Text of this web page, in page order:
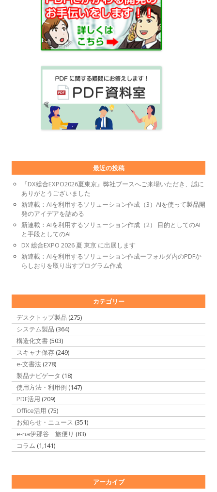
最近の投稿
『DX総合EXPO2026夏東京』弊社ブースへご来場いただき、誠に
ありがとうございました
新連載：AIを利用するソリューション作成（3）AIを使って製品開
発のアイデアを詰める
新連載：AIを利用するソリューション作成（2） 目的としてのAI
と手段としてのAI
DX 総合EXPO 2026 夏 東京 に出展します
新連載：AIを利用するソリューション作成ーフォルダ内のPDFか
らしおりを取り出すプログラム作成
カテゴリー
デスクトップ製品 (275)
システム製品 (364)
構造化文書 (503)
スキャナ保存 (249)
e-文書法 (278)
製品ナビゲータ (18)
使用方法・利用例 (147)
PDF活用 (209)
Office活用 (75)
お知らせ・ニュース (351)
e-na伊那谷 旅便り (83)
コラム (1,141)
アーカイブ